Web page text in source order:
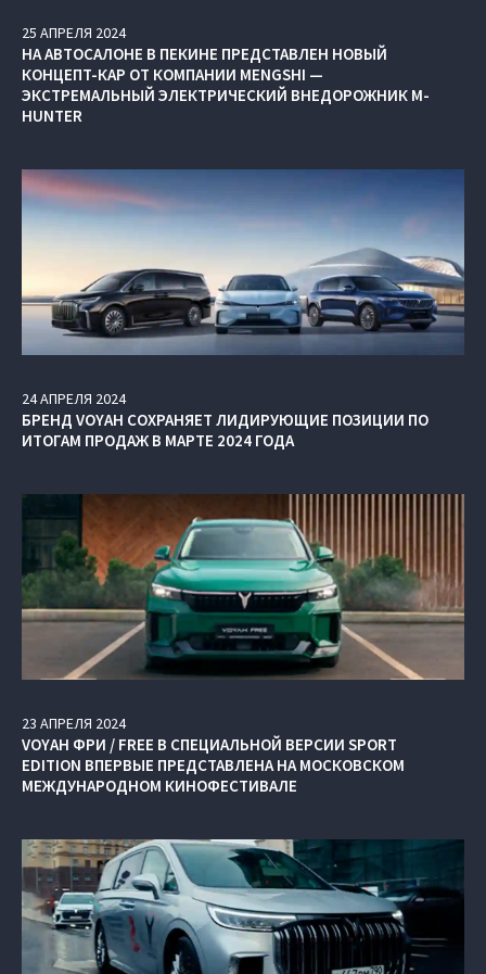
25 АПРЕЛЯ 2024
НА АВТОСАЛОНЕ В ПЕКИНЕ ПРЕДСТАВЛЕН НОВЫЙ
КОНЦЕПТ-КАР ОТ КОМПАНИИ MENGSHI —
ЭКСТРЕМАЛЬНЫЙ ЭЛЕКТРИЧЕСКИЙ ВНЕДОРОЖНИК M-
HUNTER
24АПРЕЛЯ 2024
БРЕНД VOYAH СОХРАНЯЕТ ЛИДИРУЮЩИЕ ПОЗИЦИИ ПО
ИТОГАМ ПРОДАЖ В МАРТЕ 2024 ГОДА
23 АПРЕЛЯ 2024
VOYAH ФРИ / FREE В СПЕЦИАЛЬНОЙ ВЕРСИИ SPORT
EDITION ВПЕРВЫЕ ПРЕДСТАВЛЕНА НА МОСКОВСКОМ
МЕЖДУНАРОДНОМ КИНОФЕСТИВАЛЕ